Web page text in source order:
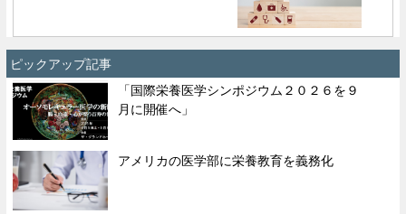
ピックアップ記事
「国際栄養医学シンポジウム２０２６を９
月に開催へ」
アメリカの医学部に栄養教育を義務化